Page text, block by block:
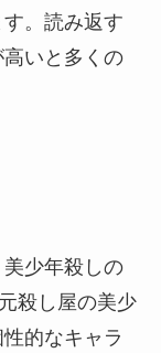
。読み返す
いと多くの
少年殺しの
殺し屋の美少
的なキャラ